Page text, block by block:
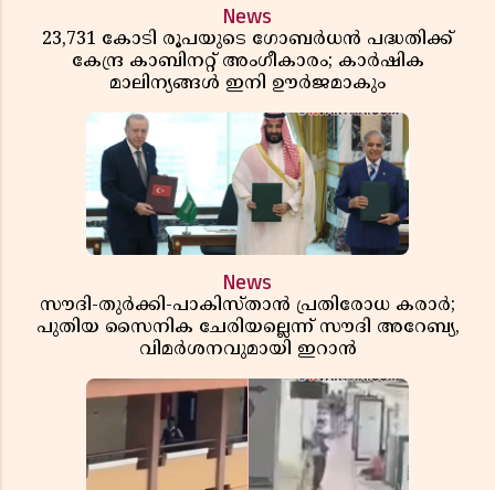
News
23,731 കോടി രൂപയുടെ ഗോബർധൻ പദ്ധതിക്ക്
കേന്ദ്ര കാബിനറ്റ് അംഗീകാരം; കാർഷിക
മാലിന്യങ്ങൾ ഇനി ഊർജമാകും
News
സൗദി-തുർക്കി-പാകിസ്താൻ പ്രതിരോധ കരാർ;
പുതിയ സൈനിക ചേരിയല്ലെന്ന് സൗദി അറേബ്യ,
വിമർശനവുമായി ഇറാൻ